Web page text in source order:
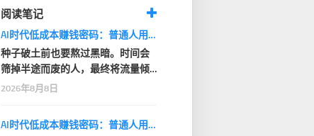
阅读笔记
AI时代低成本赚钱密码：普通人用AI小项目建立现金流
种子破土前也要熬过黑暗。时间会
筛掉半途而废的人，最终将流量倾
斜给长期坚持的创作…
2026年8月8日
AI时代低成本赚钱密码：普通人用AI小项目建立现金流